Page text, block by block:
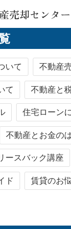
いて 不動産
て 不動産と
住宅ローン
不動産とお金の
ースバック講座
ド 賃貸のお